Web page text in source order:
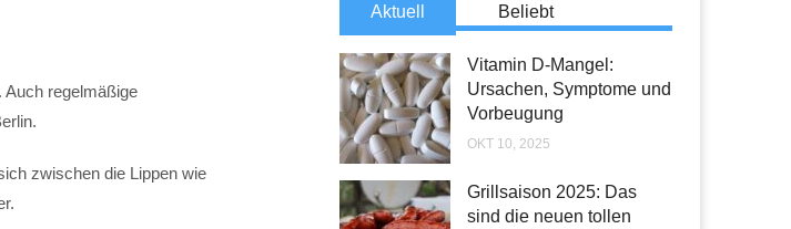
Auch regelmäßige
zwischen die Lippen wie
Aktuell Beliebt
Vitamin D-Mangel:
Ursachen, Symptome und
Vorbeugung
OKT 10, 2025
Grillsaison 2025: Das
sind die neuen tollen